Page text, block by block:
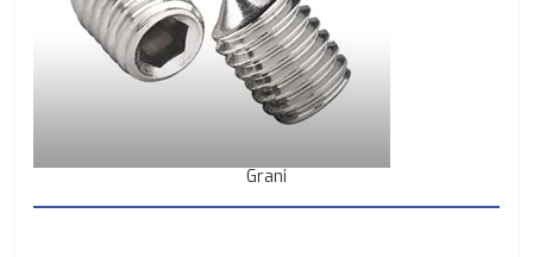
Grani